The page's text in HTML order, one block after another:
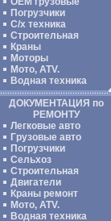
Погрузчики
С/х техника
Строительная
Краны
Моторы
Мото, ATV.
Водная техника
ДОКУМЕНТАЦИЯ по
РЕМОНТУ
Легковые авто
Грузовые авто
Погрузчики
Сельхоз
Строительная
Двигатели
Краны ремонт
Мото, ATV.
Водная техника